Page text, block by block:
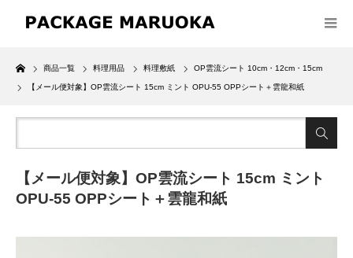
Home
商品一覧 料理用品 料理敷紙 OP雲流シート 10cm・12cm・15cm
【メール便対象】OP雲流シート 15cm ミント OPU-55 OPPシート＋雲龍和紙
【メール便対象】OP雲流シート 15cm ミント
OPU-55 OPPシート＋雲龍和紙